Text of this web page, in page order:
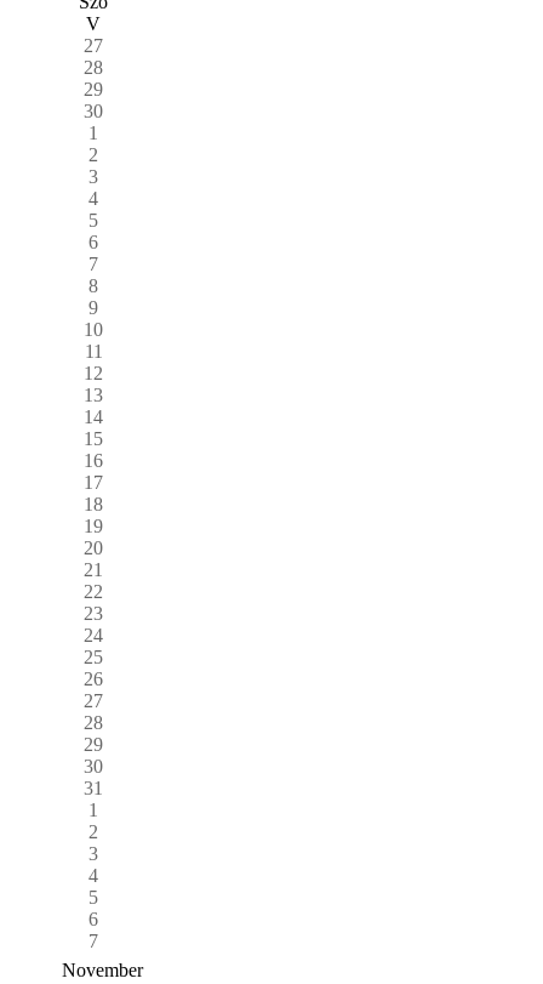
V
27
28
29
30
1
2
3
4
5
6
7
8
9
10
11
12
13
14
15
16
17
18
19
20
21
22
23
24
25
26
27
28
29
30
31
1
2
3
4
5
6
7
November